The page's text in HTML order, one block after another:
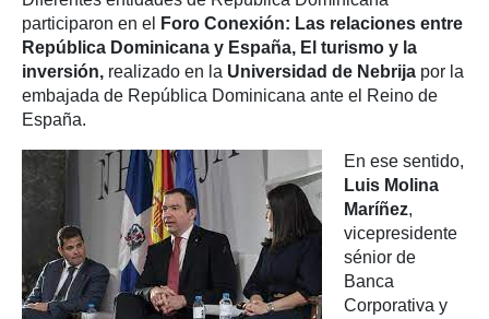
participaron en el
Foro Conexión: Las relaciones entre
República Dominicana y España, El turismo y la
inversión, realizado en la Universidad de Nebrija por la
embajada de República Dominicana ante el Reino de
España.
En ese sentido,
Luis Molina
Maríñez,
vicepresidente
sénior de
Banca
Corporativa y